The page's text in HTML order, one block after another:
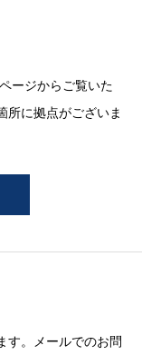
ージからご覧いた
所に拠点がございま
す。メールでのお問